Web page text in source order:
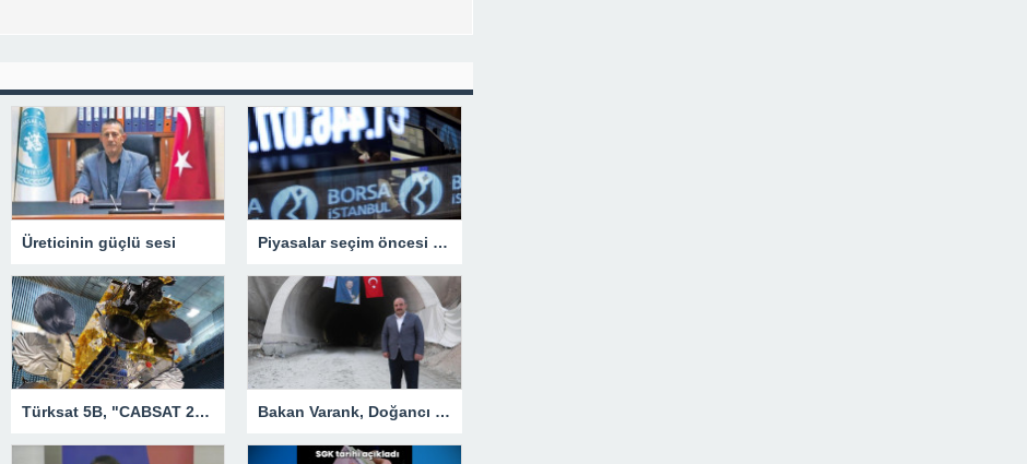
Üreticinin güçlü sesi Piyasalar seçim öncesi son günü nasıl kapattı?
Türksat 5B, "CABSAT 2023" fuarıyla Orta Doğu'ya açılacak Bakan Varank, Doğancı Barajı Tüneli’nde incelemelerde bulundu